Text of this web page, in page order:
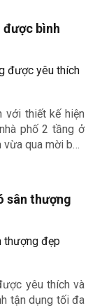
được bình
với thiết kế hiện
phố 2 tầng ở
qua mời bạn
sân thượng
yêu thích và
tận dụng tối đa